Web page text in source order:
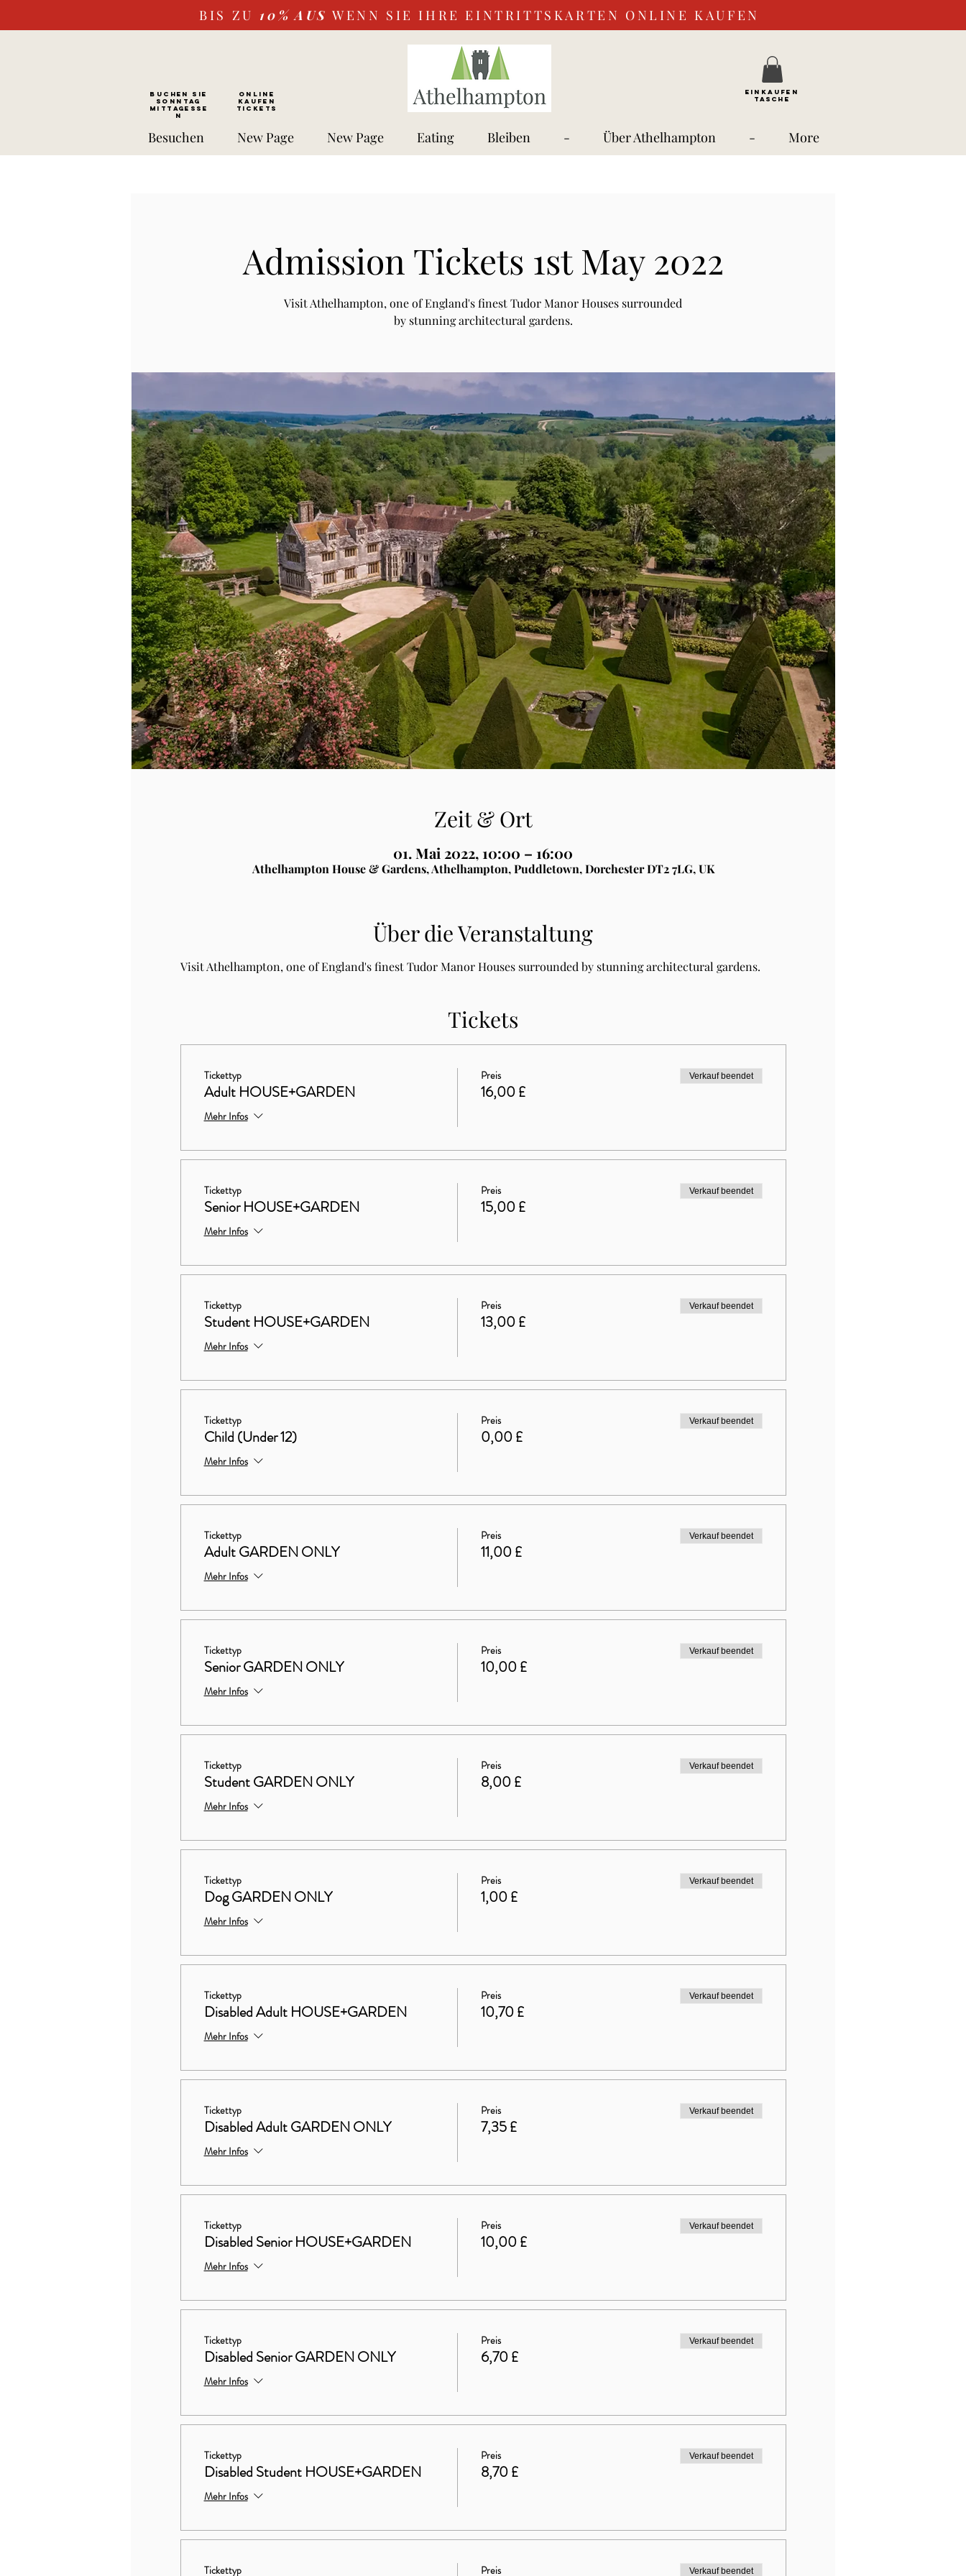
BIS ZU 10% AUS WENN SIE IHRE EINTRITTSKARTEN ONLINE KAUFEN
BUCHEN SIE
SONNTAG
Mittagesse
n
ONLINE
kaufen
Tickets
EINKAUFEN
TASCHE
Besuchen New Page New Page Eating Bleiben - Über Athelhampton - More
Admission Tickets 1st May 2022
Visit Athelhampton, one of England's finest Tudor Manor Houses surrounded
by stunning architectural gardens.
Zeit & Ort
01. Mai 2022, 10:00 – 16:00
Athelhampton House & Gardens, Athelhampton, Puddletown, Dorchester DT2 7LG, UK
Über die Veranstaltung
Visit Athelhampton, one of England's finest Tudor Manor Houses surrounded by stunning architectural gardens.
Tickets
Tickettyp
Adult HOUSE+GARDEN
Mehr Infos
Preis
16,00 £
Verkauf beendet
Tickettyp
Senior HOUSE+GARDEN
Mehr Infos
Preis
15,00 £
Verkauf beendet
Tickettyp
Student HOUSE+GARDEN
Mehr Infos
Preis
13,00 £
Verkauf beendet
Tickettyp
Child (Under 12)
Mehr Infos
Preis
0,00 £
Verkauf beendet
Tickettyp
Adult GARDEN ONLY
Mehr Infos
Preis
11,00 £
Verkauf beendet
Tickettyp
Senior GARDEN ONLY
Mehr Infos
Preis
10,00 £
Verkauf beendet
Tickettyp
Student GARDEN ONLY
Mehr Infos
Preis
8,00 £
Verkauf beendet
Tickettyp
Dog GARDEN ONLY
Mehr Infos
Preis
1,00 £
Verkauf beendet
Tickettyp
Disabled Adult HOUSE+GARDEN
Mehr Infos
Preis
10,70 £
Verkauf beendet
Tickettyp
Disabled Adult GARDEN ONLY
Mehr Infos
Preis
7,35 £
Verkauf beendet
Tickettyp
Disabled Senior HOUSE+GARDEN
Mehr Infos
Preis
10,00 £
Verkauf beendet
Tickettyp
Disabled Senior GARDEN ONLY
Mehr Infos
Preis
6,70 £
Verkauf beendet
Tickettyp
Disabled Student HOUSE+GARDEN
Mehr Infos
Preis
8,70 £
Verkauf beendet
Tickettyp Preis Verkauf beendet